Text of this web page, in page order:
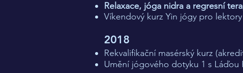
Relaxace, jóga nidra a regresní
Víkendový kurz Yin jógy pro
2018
Rekvalifikační masérský kurz
Umění jógového dotyku 1 s Láďou